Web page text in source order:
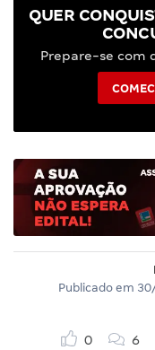
QUER
Prepare-se com
Publicado em
0 6